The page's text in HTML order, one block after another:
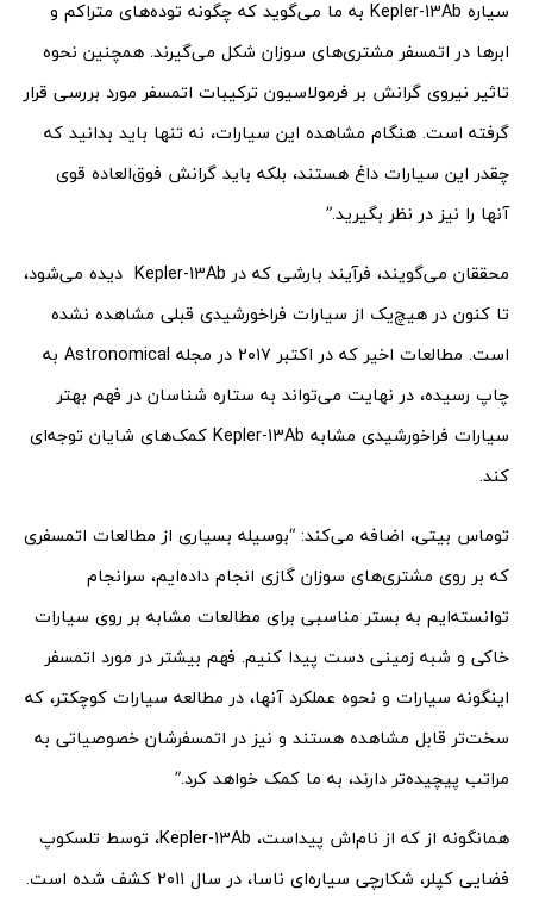
سیاره Kepler-13Ab به ما می‌گوید که چگونه توده‌های متراکم و
ابرها در اتمسفر مشتری‌های سوزان شکل می‌گیرند. همچنین نحوه
تاثیر نیروی گرانش بر فرمولاسیون ترکیبات اتمسفر مورد بررسی قرار
گرفته است. هنگام مشاهده این سیارات، نه تنها باید بدانید که
چقدر این سیارات داغ هستند، بلکه باید گرانش فوق‌العاده قوی
آنها را نیز در نظر بگیرید.”
محققان می‌گویند، فرآیند بارشی که در Kepler-13Ab دیده می‌شود،
تا کنون در هیچ‌یک از سیارات فراخورشیدی قبلی مشاهده نشده
است. مطالعات اخیر که در اکتبر ۲۰۱۷ در مجله Astronomical به
چاپ رسیده، در نهایت می‌تواند به ستاره‌ شناسان در فهم بهتر
سیارات فراخورشیدی مشابه Kepler-13Ab کمک‌های شایان توجه‌ای
کند.
توماس بیتی، اضافه می‌کند: “بوسیله بسیاری از مطالعات اتمسفری
که بر روی مشتری‌های سوزان گازی انجام داده‌ایم، سرانجام
توانسته‌ایم به بستر مناسبی برای مطالعات مشابه بر روی سیارات
خاکی و شبه زمینی دست پیدا کنیم. فهم بیشتر در مورد اتمسفر
اینگونه سیارات و نحوه عملکرد آنها، در مطالعه سیارات کوچکتر، که
سخت‌تر قابل مشاهده هستند و نیز در اتمسفرشان خصوصیاتی به
مراتب پیچیده‌تر دارند، به ما کمک خواهد کرد.”
همانگونه از که از نام‌اش پیداست، Kepler-13Ab، توسط تلسکوپ
فضایی کپلر، شکارچی سیاره‌ای ناسا، در سال ۲۰۱۱ کشف شده است.